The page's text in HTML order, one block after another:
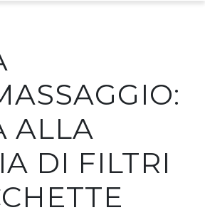
ALLA
DI FILTRI